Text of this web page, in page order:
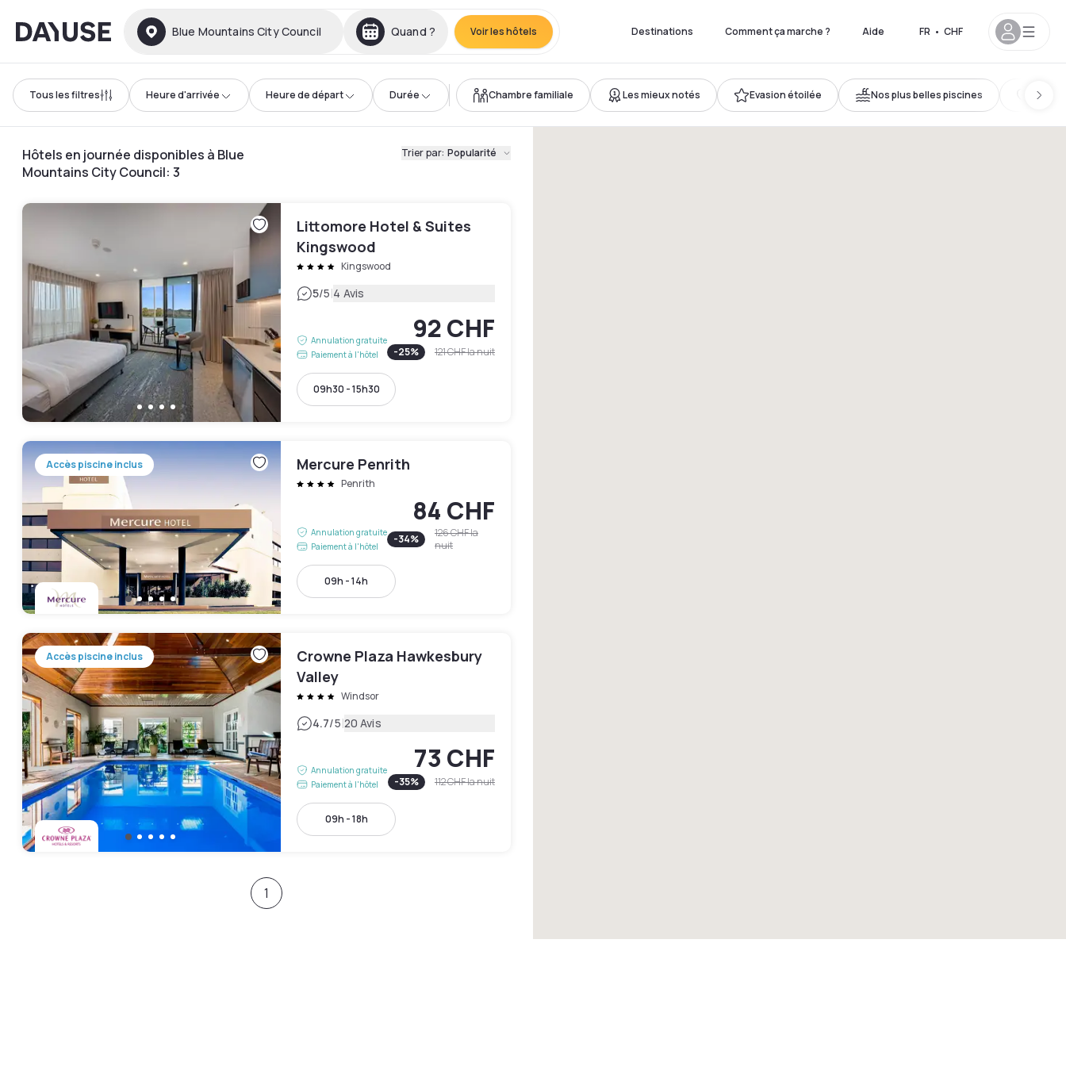
Dayuse Blue Mountains City Council Quand ? Voir les hôtels Destinations Comment ça marche ? Aide FR • CHF
Tous les filtres Heure d'arrivée Heure de départ Durée Chambre familiale Les mieux notés Evasion étoilée Nos plus belles piscines
Hôtels en journée disponibles à Blue
Mountains City Council: 3
Trier par: Popularité
Littomore Hotel & Suites
Kingswood
Kingswood
5/5|4 Avis
Annulation gratuite
Paiement à l'hôtel
92 CHF
-25% 121 CHFla nuit
09h30 - 15h30
Accès piscine inclus Mercure Penrith
Penrith
Annulation gratuite
Paiement à l'hôtel
84 CHF
-34% 126 CHFla
nuit
09h - 14h
Accès piscine inclus
Crowne Plaza Hawkesbury
Valley
Windsor
4.7/5|20 Avis
Annulation gratuite
Paiement à l'hôtel
73 CHF
-35% 112 CHFla nuit
09h - 18h
1